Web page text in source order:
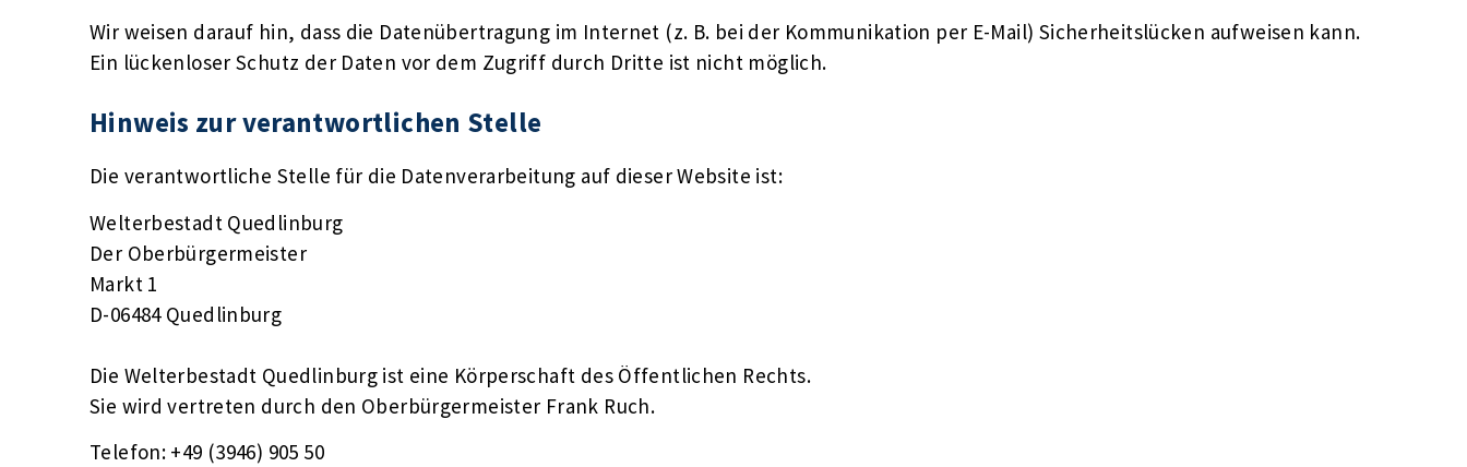
Wir weisen darauf hin, dass die Datenübertragung im Internet (z. B. bei der Kommunikation per E-Mail) Sicherheitslücken aufweisen kann.
Ein lückenloser Schutz der Daten vor dem Zugriff durch Dritte ist nicht möglich.
Hinweis zur verantwortlichen Stelle
Die verantwortliche Stelle für die Datenverarbeitung auf dieser Website ist:
Welterbestadt Quedlinburg
Der Oberbürgermeister
Markt 1
D-06484 Quedlinburg
Die Welterbestadt Quedlinburg ist eine Körperschaft des Öffentlichen Rechts.
Sie wird vertreten durch den Oberbürgermeister Frank Ruch.
Telefon: +49 (3946) 905 50